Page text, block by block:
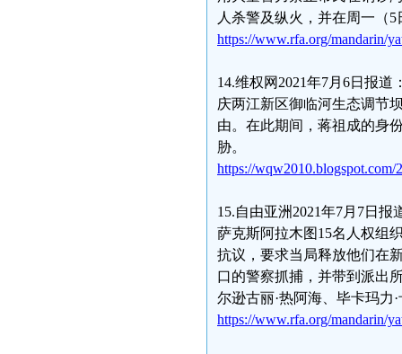
人杀警及纵火，并在周一（
https://www.rfa.org/mandarin/
14.维权网2021年7月6日报
庆两江新区御临河生态调节
由。在此期间，蒋祖成的身
胁。
https://wqw2010.blogspot.com/
15.自由亚洲2021年7月7日
萨克斯阿拉木图15名人权组
抗议，要求当局释放他们在
口的警察抓捕，并带到派出
尔逊古丽·热阿海、毕卡玛力
https://www.rfa.org/mandarin/